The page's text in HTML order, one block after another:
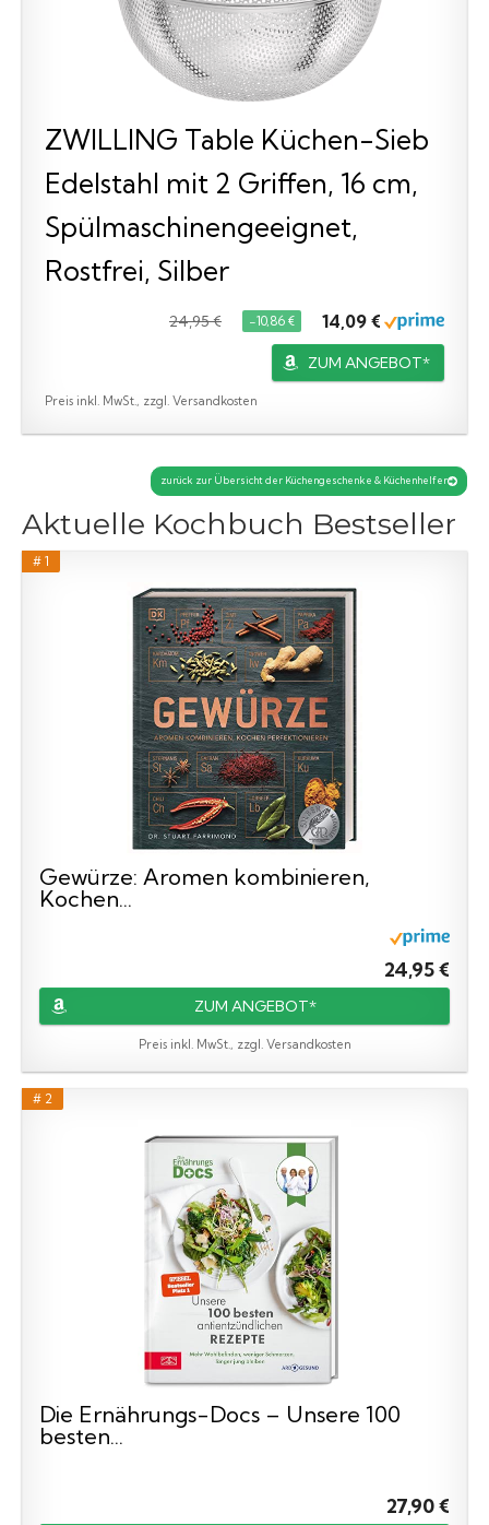
ZWILLING Table Küchen-Sieb
Edelstahl mit 2 Griffen, 16 cm,
Spülmaschinengeeignet,
Rostfrei, Silber
24,95 € −10,86 € 14,09 €
ZUM ANGEBOT*
Preis inkl. MwSt., zzgl. Versandkosten
zurück zur Übersicht der Küchengeschenke & Küchenhelfer
Aktuelle Kochbuch Bestseller
# 1
Gewürze: Aromen kombinieren,
Kochen...
24,95 €
ZUM ANGEBOT*
Preis inkl. MwSt., zzgl. Versandkosten
# 2
Die Ernährungs-Docs – Unsere 100
besten...
27,90 €